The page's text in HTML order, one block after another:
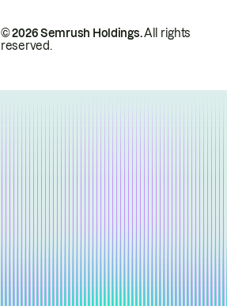
© 2026 Semrush Holdings.All rights
reserved.